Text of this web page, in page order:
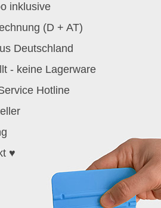
inklusive
(D + AT)
Deutschland
- keine Lagerware
Hotline
♥